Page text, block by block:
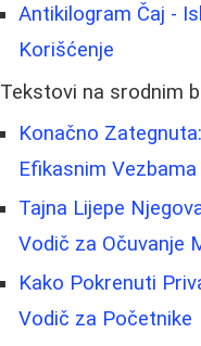
Antikilogram Čaj -
Korišćenje
Tekstovi na srodnim
Konačno
Efikasnim
Tajna Lijepe
Vodič za Očuvanje
Kako Pokrenuti
Vodič za Početnike